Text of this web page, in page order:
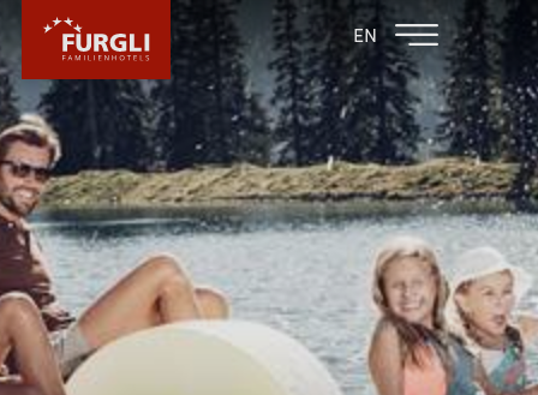
EN
FAMILIENHOTEL
FURGLER
FAMILIENHOTEL
POST
FURGLI HOTELS
KINDER
SOMMER
FAMILIENURLAUB IM SOMMER
SERFAUS IM SOMMER
SUPER. SOMMER. CARD